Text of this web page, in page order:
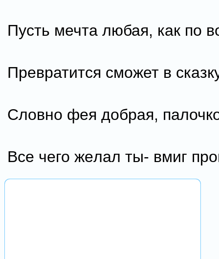
Пусть мечта любая, как по
Превратится сможет в
Словно фея добрая,
Bсе чего жeлал ты- вмиг